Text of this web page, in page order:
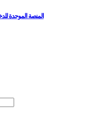
المنصة الموحدة